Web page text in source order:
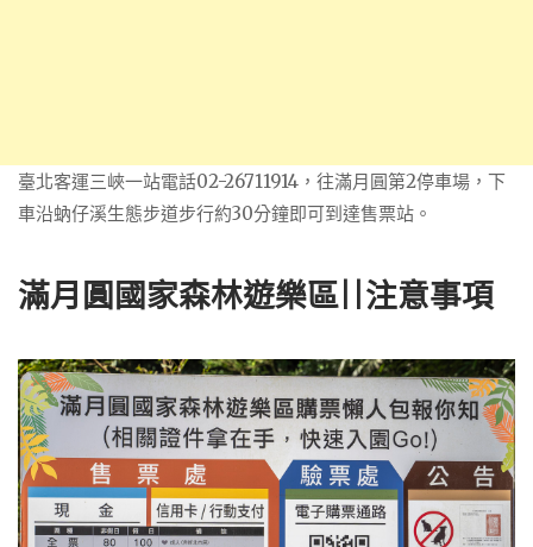
臺北客運三峽一站電話02-26711914，往滿月圓第2停車場，下
車沿蚋仔溪生態步道步行約30分鐘即可到達售票站。
滿月圓國家森林遊樂區||注意事項